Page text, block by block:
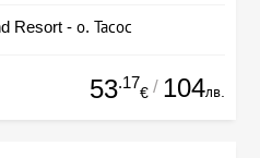
Resort - о. Тасос
53.17
€ / 104лв.